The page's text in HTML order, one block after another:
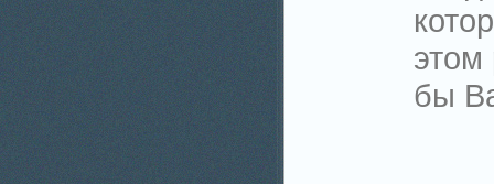
этом
бы